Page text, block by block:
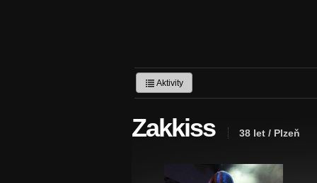
Aktivity
Zakkiss 38 let / Plzeň